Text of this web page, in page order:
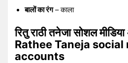
बालों का रंग– काला
रितु राठी तनेजा सोशल
Rathee Taneja social
accounts